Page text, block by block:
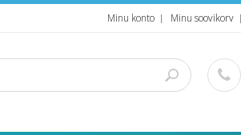
Minu konto Minu soovikorv